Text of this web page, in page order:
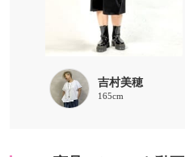
吉村美穂
165cm